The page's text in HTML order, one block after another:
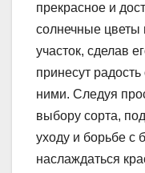
прекрасное и
солнечные цветы
участок, сделав
принесут
ними. Следуя
выбору сорта,
уходу и борьбе с
наслаждаться